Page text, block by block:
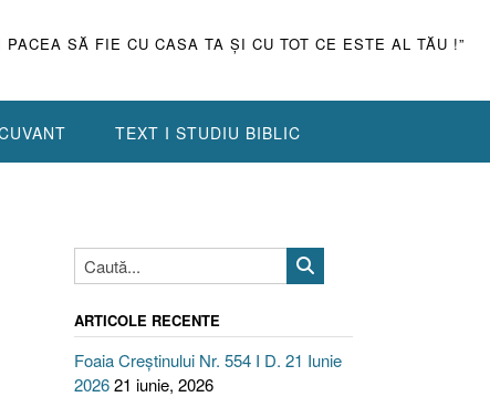
SĂ FIE CU CASA TA ŞI CU TOT CE ESTE AL TĂU !”
TEXT I STUDIU BIBLIC
ARTICOLE RECENTE
Foaia Creștinului Nr. 554 I D. 21 Iunie
202621 iunie, 2026